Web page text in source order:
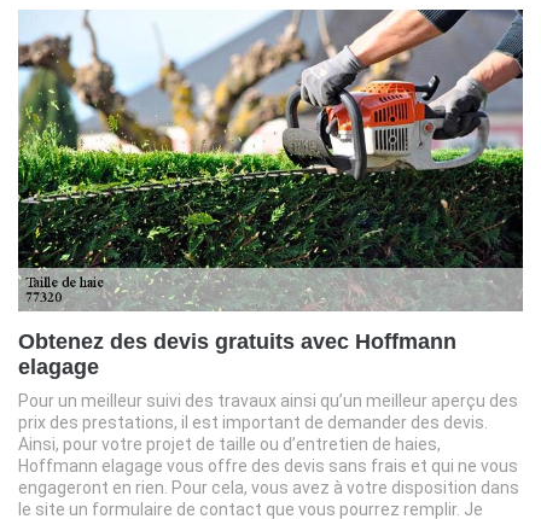
Obtenez des devis gratuits avec Hoffmann
elagage
Pour un meilleur suivi des travaux ainsi qu’un meilleur aperçu des
prix des prestations, il est important de demander des devis.
Ainsi, pour votre projet de taille ou d’entretien de haies,
Hoffmann elagage vous offre des devis sans frais et qui ne vous
engageront en rien. Pour cela, vous avez à votre disposition dans
le site un formulaire de contact que vous pourrez remplir. Je